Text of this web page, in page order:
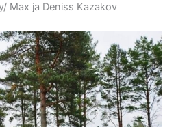
Max ja Deniss Kazakov